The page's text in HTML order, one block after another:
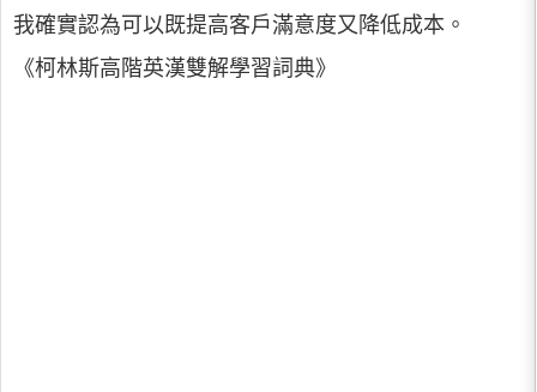
我確實認為可以既提高客戶滿意度又降低成本。
《柯林斯高階英漢雙解學習詞典》